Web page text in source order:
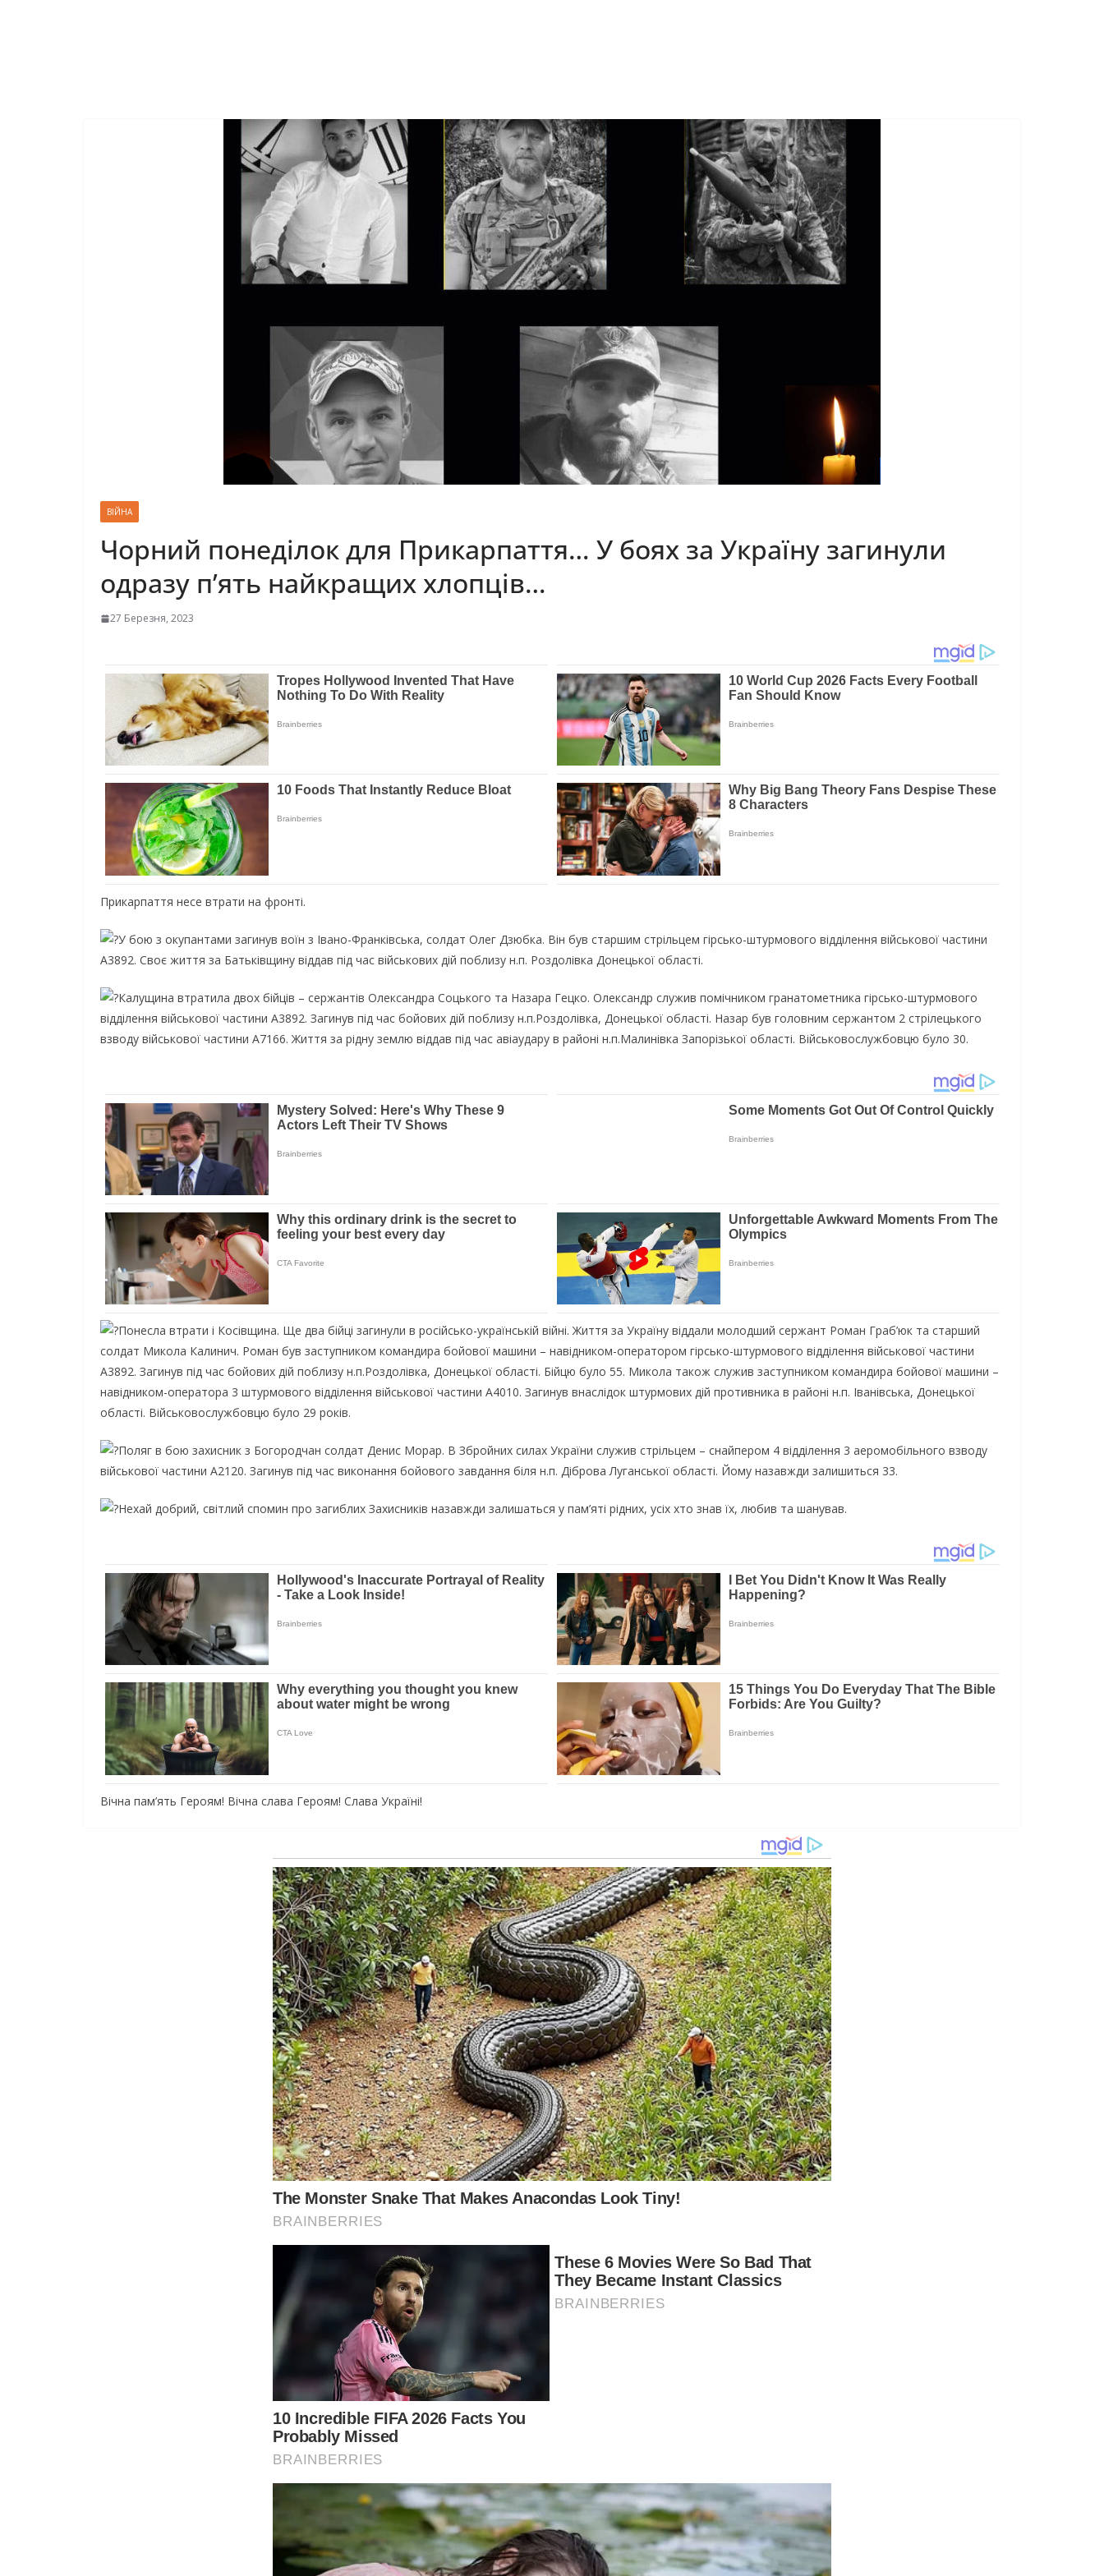
ВІЙНА
Чорний понеділок для Прикарпаття… У боях за Україну загинули
одразу п’ять найкращих хлопців…
27 Березня, 2023
Прикарпаття несе втрати на фронті.
У бою з окупантами загинув воїн з Івано-Франківська, солдат Олег Дзюбка. Він був старшим стрільцем гірсько-штурмового відділення військової частини
А3892. Своє життя за Батьківщину віддав під час військових дій поблизу н.п. Роздолівка Донецької області.
Калущина втратила двох бійців – сержантів Олександра Соцького та Назара Гецко. Олександр служив помічником гранатометника гірсько-штурмового
відділення військової частини А3892. Загинув під час бойових дій поблизу н.п.Роздолівка, Донецької області. Назар був головним сержантом 2 стрілецького
взводу військової частини А7166. Життя за рідну землю віддав під час авіаудару в районі н.п.Малинівка Запорізької області. Військовослужбовцю було 30.
Понесла втрати і Косівщина. Ще два бійці загинули в російсько-українській війні. Життя за Україну віддали молодший сержант Роман Граб’юк та старший
солдат Микола Калинич. Роман був заступником командира бойової машини – навідником-оператором гірсько-штурмового відділення військової частини
А3892. Загинув під час бойових дій поблизу н.п.Роздолівка, Донецької області. Бійцю було 55. Микола також служив заступником командира бойової машини –
навідником-оператора 3 штурмового відділення військової частини А4010. Загинув внаслідок штурмових дій противника в районі н.п. Іванівська, Донецької
області. Військовослужбовцю було 29 років.
Поляг в бою захисник з Богородчан солдат Денис Морар. В Збройних силах України служив стрільцем – снайпером 4 відділення 3 аеромобільного взводу
військової частини А2120. Загинув під час виконання бойового завдання біля н.п. Діброва Луганської області. Йому назавжди залишиться 33.
Нехай добрий, світлий спомин про загиблих Захисників назавжди залишаться у пам’яті рідних, усіх хто знав їх, любив та шанував.
Вічна пам’ять Героям! Вічна слава Героям! Слава Україні!